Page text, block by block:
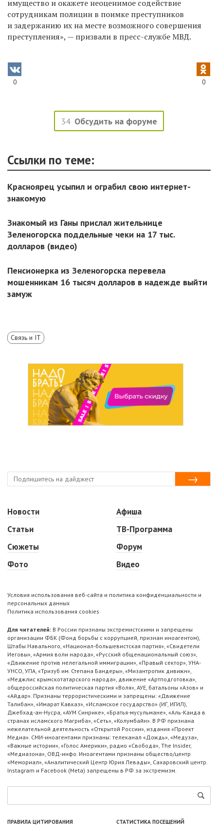
имущество и окажете неоценимое содействие
сотрудникам полиции в поимке преступников
и задержанию их на месте возможного совершения
преступления», — призвали в пресс-службе МВД.
0 0
34 Обсудить на форуме
Ссылки по теме:
Красноярец усыпил и ограбил свою интернет-
знакомую
Знакомый из Ганы прислал жительнице
Зеленогорска поддельные чеки на 17 тыс.
долларов (видео)
Пенсионерка из Зеленогорска перевела
мошенникам 16 тысяч долларов в надежде выйти
замуж
Связь и IT
Новости
Статьи
Сюжеты
Фото
Афиша
ТВ-Программа
Форум
Видео
Условия использования веб-сайта и политика конфиденциальности и
персональных данных
Политика использования cookies
Для читателей: В России признаны экстремистскими и запрещены
организации ФБК (Фонд борьбы с коррупцией, признан иноагентом),
Штабы Навального, «Национал-большевистская партия», «Свидетели
Иеговы», «Армия воли народа», «Русский общенациональный союз»,
«Движение против нелегальной иммиграции», «Правый сектор», УНА-
УНСО, УПА, «Тризуб им. Степана Бандеры», «Мизантропик дивижн»,
«Меджлис крымскотатарского народа», движение «Артподготовка»,
общероссийская политическая партия «Воля», АУЕ, батальоны «Азов» и
«Айдар». Признаны террористическими и запрещены: «Движение
Талибан», «Имарат Кавказ», «Исламское государство» (ИГ, ИГИЛ),
Джебхад-ан-Нусра, «АУМ Синрике», «Братья-мусульмане», «Аль-Каида в
странах исламского Магриба», «Сеть», «Колумбайн». В РФ признана
нежелательной деятельность «Открытой России», издания «Проект
Медиа». СМИ-иноагентами признаны: телеканал «Дождь», «Медуза»,
«Важные истории», «Голос Америки», радио «Свобода», The Insider,
«Медиазона», ОВД-инфо. Иноагентами признаны общество/центр
«Мемориал», «Аналитический Центр Юрия Левады», Сахаровский центр.
Instagram и Facebook (Metа) запрещены в РФ за экстремизм.
ПРАВИЛА ЦИТИРОВАНИЯ СТАТИСТИКА ПОСЕЩЕНИЙ